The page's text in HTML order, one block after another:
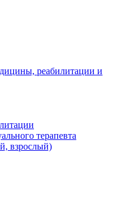
реабилитации и
терапевта
взрослый)